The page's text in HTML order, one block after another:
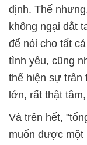
định. Thế
không ngại dắt
để nói cho tất
tình yêu, cũng
thể hiện sự trân
lớn, rất thật
Và trên hết,
muốn được một